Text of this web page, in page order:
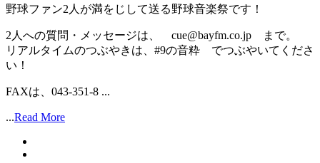
野球ファン2人が満をじして送る野球音楽祭です！
2人への質問・メッセージは、 cue@bayfm.co.jp まで。
リアルタイムのつぶやきは、#9の音粋 でつぶやいてくださ
い！
FAXは、043-351-8 ...
...Read More